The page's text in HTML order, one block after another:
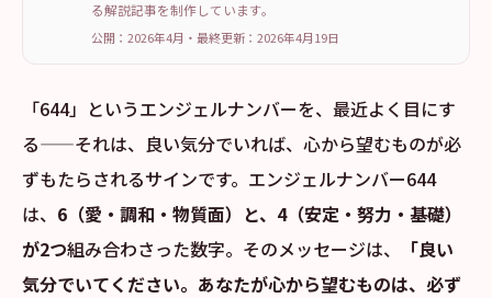
る解説記事を制作しています。
公開：2026年4月 ・ 最終更新： 2026年4月19日
「644」というエンジェルナンバーを、最近よく目にす
る——それは、良い気分でいれば、心から望むものが必
ずもたらされるサインです。エンジェルナンバー644
は、 6（愛・調和・物質面）と、4（安定・努力・基礎）
が2つ組み合わさった数字。そのメッセージは、
「良い
気分でいてください。あなたが心から望むものは、必ず